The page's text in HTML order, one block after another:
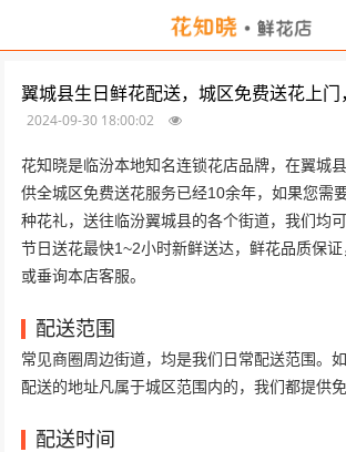
翼城县生日鲜花配送，城区免费送花上
2024-09-30 18:00:02
花知晓是临汾本地知名连锁花店品牌，在翼城
供全城区免费送花服务已经10余年，如果您需
种花礼，送往临汾翼城县的各个街道，我们均
节日送花最快1~2小时新鲜送达，鲜花品质保
或垂询本店客服。
配送范围
常见商圈周边街道，均是我们日常配送范围。
配送的地址凡属于城区范围内的，我们都提供
配送时间